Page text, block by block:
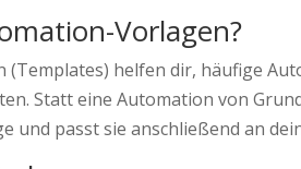
Vorlagen?
(Templates) helfen dir, häufige
Statt eine Automation von
und passt sie anschließend an